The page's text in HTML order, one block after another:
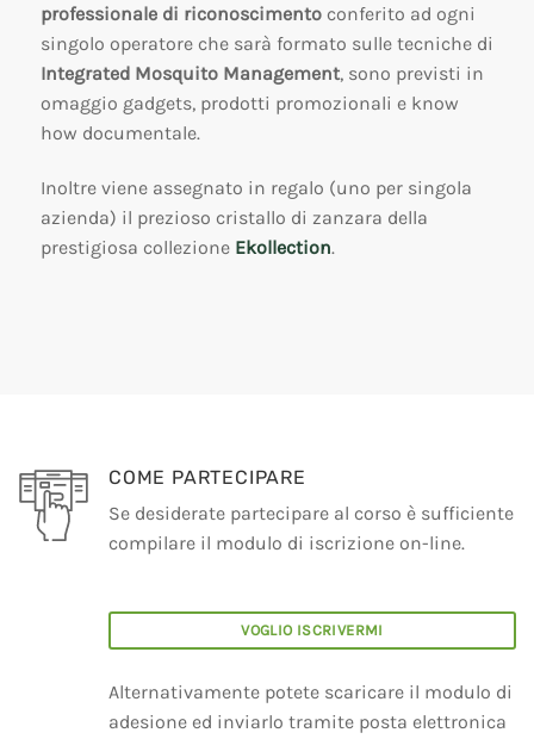
professionale di riconoscimentoconferito ad ogni
singolo operatore che sarà formato sulle tecniche di
Integrated Mosquito Management, sono previsti in
omaggio gadgets, prodotti promozionali e know
how documentale.
Inoltre viene assegnato in regalo (uno per singola
azienda) il prezioso cristallo di zanzara della
prestigiosa collezione Ekollection.
COME PARTECIPARE
Se desiderate partecipare al corso è sufficiente
compilare il modulo di iscrizione on-line.
VOGLIO ISCRIVERMI
Alternativamente potete scaricare il modulo di
adesione ed inviarlo tramite posta elettronica